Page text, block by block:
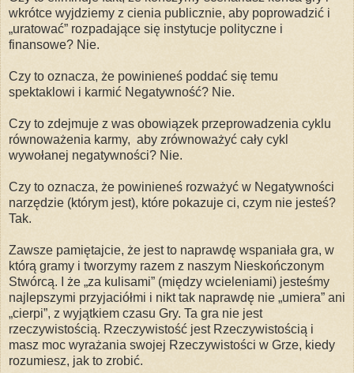
wkrótce wyjdziemy z cienia publicznie, aby poprowadzić i
„uratować” rozpadające się instytucje polityczne i
finansowe? Nie.
Czy to oznacza, że ​​powinieneś poddać się temu
spektaklowi i karmić Negatywność? Nie.
Czy to zdejmuje z was obowiązek przeprowadzenia cyklu
równoważenia karmy, aby zrównoważyć cały cykl
wywołanej negatywności? Nie.
Czy to oznacza, że ​​powinieneś rozważyć w Negatywności
narzędzie (którym jest), które pokazuje ci, czym nie jesteś?
Tak.
Zawsze pamiętajcie, że jest to naprawdę wspaniała gra, w
którą gramy i tworzymy razem z naszym Nieskończonym
Stwórcą. I że „za kulisami” (między wcieleniami) jesteśmy
najlepszymi przyjaciółmi i nikt tak naprawdę nie „umiera” ani
„cierpi”, z wyjątkiem czasu Gry. Ta gra nie jest
rzeczywistością. Rzeczywistość jest Rzeczywistością i
masz moc wyrażania swojej Rzeczywistości w Grze, kiedy
rozumiesz, jak to zrobić.